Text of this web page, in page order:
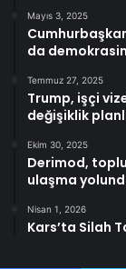
Mayıs 3, 2025
da
Temmuz 27, 2025
Trump, işçi
değişiklik
Ekim 30, 2025
Derimod,
ulaşma
Nisan 1, 2026
Kars’ta Silah